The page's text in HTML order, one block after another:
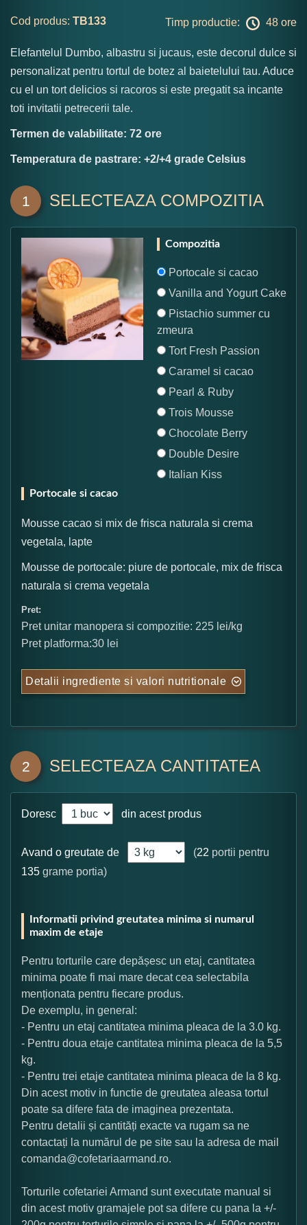
Cod produs: TB133 Timp productie: 48 ore
Elefantelul Dumbo, albastru si jucaus, este decorul dulce si
personalizat pentru tortul de botez al baietelului tau. Aduce
cu el un tort delicios si racoros si este pregatit sa incante
toti invitatii petrecerii tale.
Termen de valabilitate: 72 ore
Temperatura de pastrare: +2/+4 grade Celsius
1 SELECTEAZA COMPOZITIA
Compozitia
Portocale si cacao
Vanilla and Yogurt Cake
Pistachio summer cu
zmeura
Tort Fresh Passion
Caramel si cacao
Pearl & Ruby
Trois Mousse
Chocolate Berry
Double Desire
Italian Kiss
Portocale si cacao
Mousse cacao si mix de frisca naturala si crema
vegetala, lapte
Mousse de portocale: piure de portocale, mix de frisca
naturala si crema vegetala
Pret:
Pret unitar manopera si compozitie: 225 lei/kg
Pret platforma:30 lei
Detalii ingrediente si valori nutritionale
2 SELECTEAZA CANTITATEA
Doresc din acest produs
Avand o greutate de (22 portii pentru
135 grame portia)
Informatii privind greutatea minima si numarul
maxim de etaje
Pentru torturile care depășesc un etaj, cantitatea
minima poate fi mai mare decat cea selectabila
menționata pentru fiecare produs.
De exemplu, in general:
- Pentru un etaj cantitatea minima pleaca de la 3.0 kg.
- Pentru doua etaje cantitatea minima pleaca de la 5,5
kg.
- Pentru trei etaje cantitatea minima pleaca de la 8 kg.
Din acest motiv in functie de greutatea aleasa tortul
poate sa difere fata de imaginea prezentata.
Pentru detalii și cantități exacte va rugam sa ne
contactați la numărul de pe site sau la adresa de mail
comanda@cofetariaarmand.ro.
Torturile cofetariei Armand sunt executate manual si
din acest motiv gramajele pot sa difere cu pana la +/-